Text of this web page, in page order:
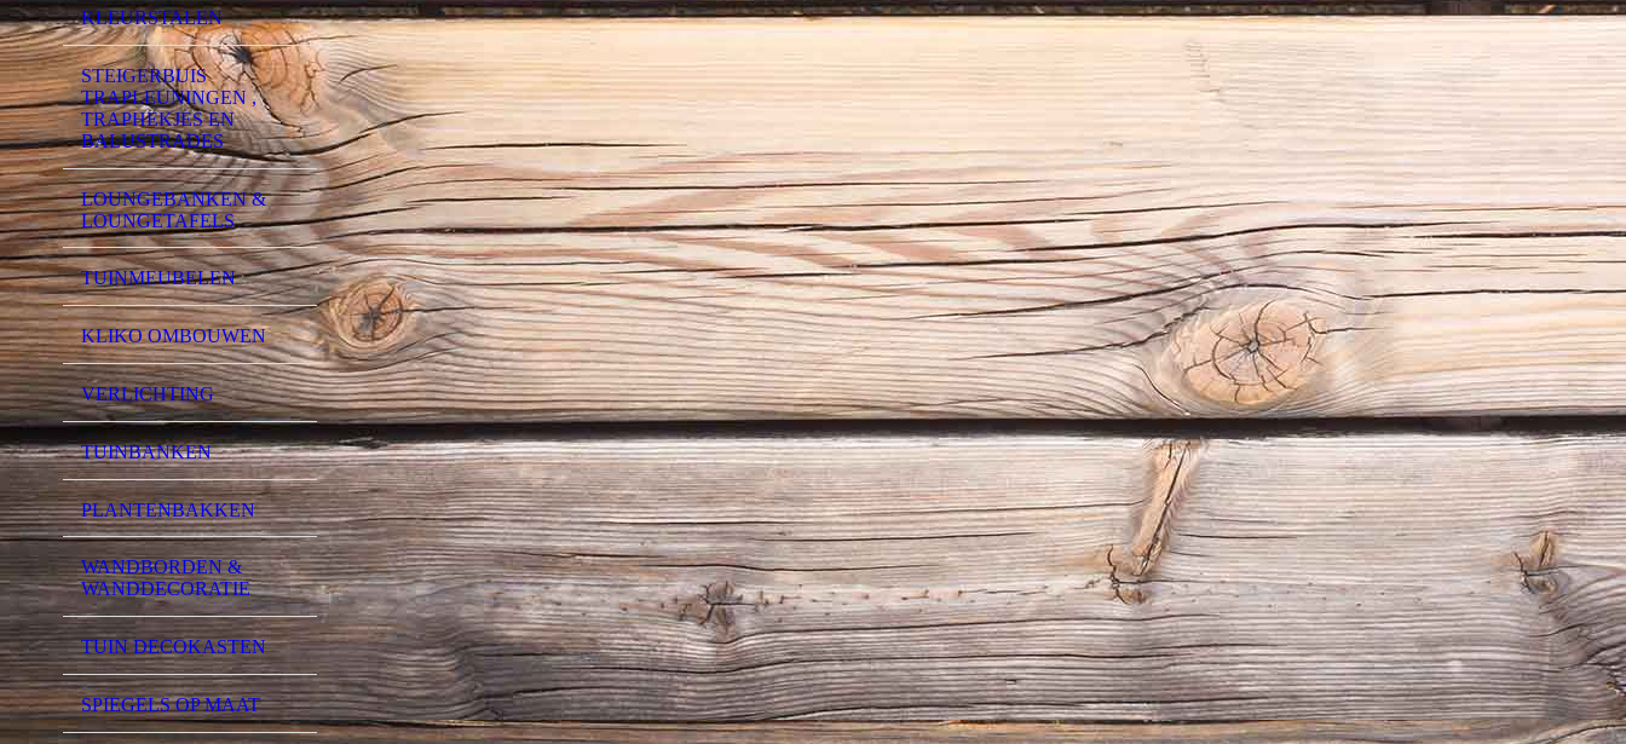
KLEURSTALEN
STEIGERBUIS
TRAPLEUNINGEN ,
TRAPHEKJES EN
BALUSTRADES
LOUNGEBANKEN &
LOUNGETAFELS
TUINMEUBELEN
KLIKO OMBOUWEN
VERLICHTING
TUINBANKEN
PLANTENBAKKEN
WANDBORDEN &
WANDDECORATIE
TUIN DECOKASTEN
SPIEGELS OP MAAT